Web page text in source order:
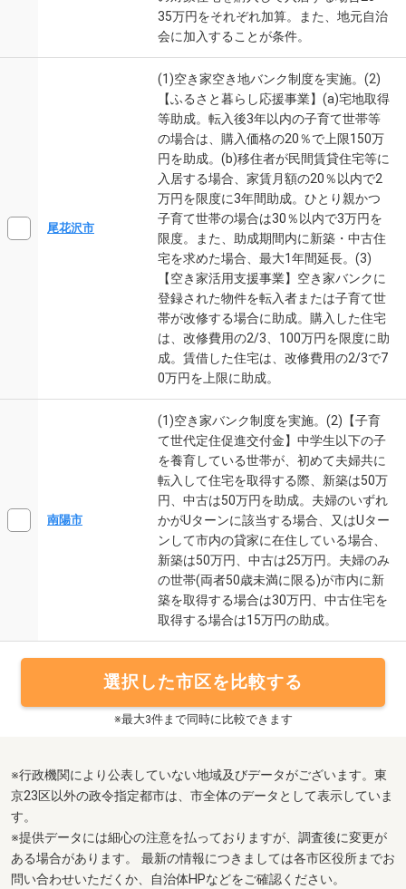
35万円をそれぞれ加算。また、地元自治
会に加入することが条件。
尾花沢市
(1)空き家空き地バンク制度を実施。(2)
【ふるさと暮らし応援事業】(a)宅地取得
等助成。転入後3年以内の子育て世帯等
の場合は、購入価格の20％で上限150万
円を助成。(b)移住者が民間賃貸住宅等に
入居する場合、家賃月額の20％以内で2
万円を限度に3年間助成。ひとり親かつ
子育て世帯の場合は30％以内で3万円を
限度。また、助成期間内に新築・中古住
宅を求めた場合、最大1年間延長。(3)
【空き家活用支援事業】空き家バンクに
登録された物件を転入者または子育て世
帯が改修する場合に助成。購入した住宅
は、改修費用の2/3、100万円を限度に助
成。賃借した住宅は、改修費用の2/3で7
0万円を上限に助成。
南陽市
(1)空き家バンク制度を実施。(2)【子育
て世代定住促進交付金】中学生以下の子
を養育している世帯が、初めて夫婦共に
転入して住宅を取得する際、新築は50万
円、中古は50万円を助成。夫婦のいずれ
かがUターンに該当する場合、又はUター
ンして市内の貸家に在住している場合、
新築は50万円、中古は25万円。夫婦のみ
の世帯(両者50歳未満に限る)が市内に新
築を取得する場合は30万円、中古住宅を
取得する場合は15万円の助成。
選択した市区を比較する
※最大3件まで同時に比較できます
※行政機関により公表していない地域及びデータがございます。東
京23区以外の政令指定都市は、市全体のデータとして表示していま
す。
※提供データには細心の注意を払っておりますが、調査後に変更が
ある場合があります。 最新の情報につきましては各市区役所までお
問い合わせいただくか、自治体HPなどをご確認ください。